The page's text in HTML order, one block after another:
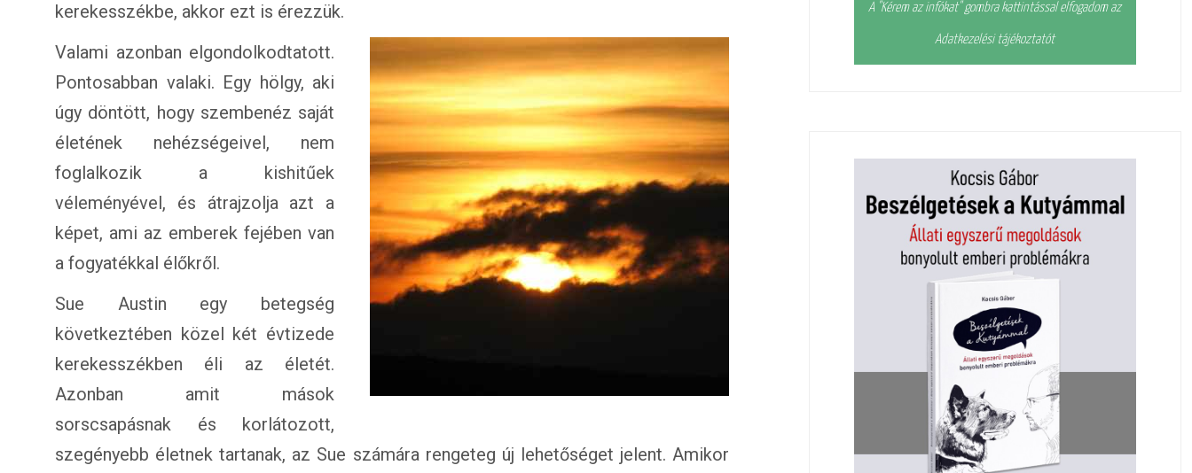
kerekesszékbe, akkor ezt is érezzük.
Valami azonban elgondolkodtatott.
Pontosabban valaki. Egy hölgy, aki
úgy döntött, hogy szembenéz saját
életének nehézségeivel, nem
foglalkozik a kishitűek
véleményével, és átrajzolja azt a
képet, ami az emberek fejében van
a fogyatékkal élőkről.
Sue Austin egy betegség
következtében közel két évtizede
kerekesszékben éli az életét.
Azonban amit mások
sorscsapásnak és korlátozott,
szegényebb életnek tartanak, az Sue számára rengeteg új lehetőséget jelent. Amikor
A "Kérem az infókat" gombra kattintással elfogadom az
Adatkezelési tájékoztatót